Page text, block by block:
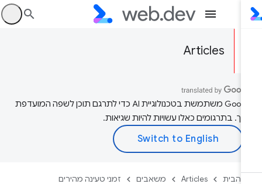
Articles
‫Google משתמשת בטכנולוגיית AI כדי לתרגם תוכן לשפה המועדפת
בתרגומים כאלו עשויות להיות שגיאות.
הבית Articles משאבים זמני טעינה מהירים